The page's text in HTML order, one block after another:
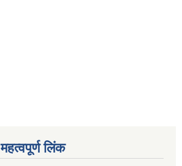
महत्वपूर्ण लिंक